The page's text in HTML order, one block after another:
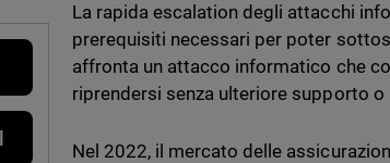
La rapida escalation degli attacchi
prerequisiti necessari per poter
affronta un attacco informatico che
riprendersi senza ulteriore supporto
Nel 2022, il mercato delle